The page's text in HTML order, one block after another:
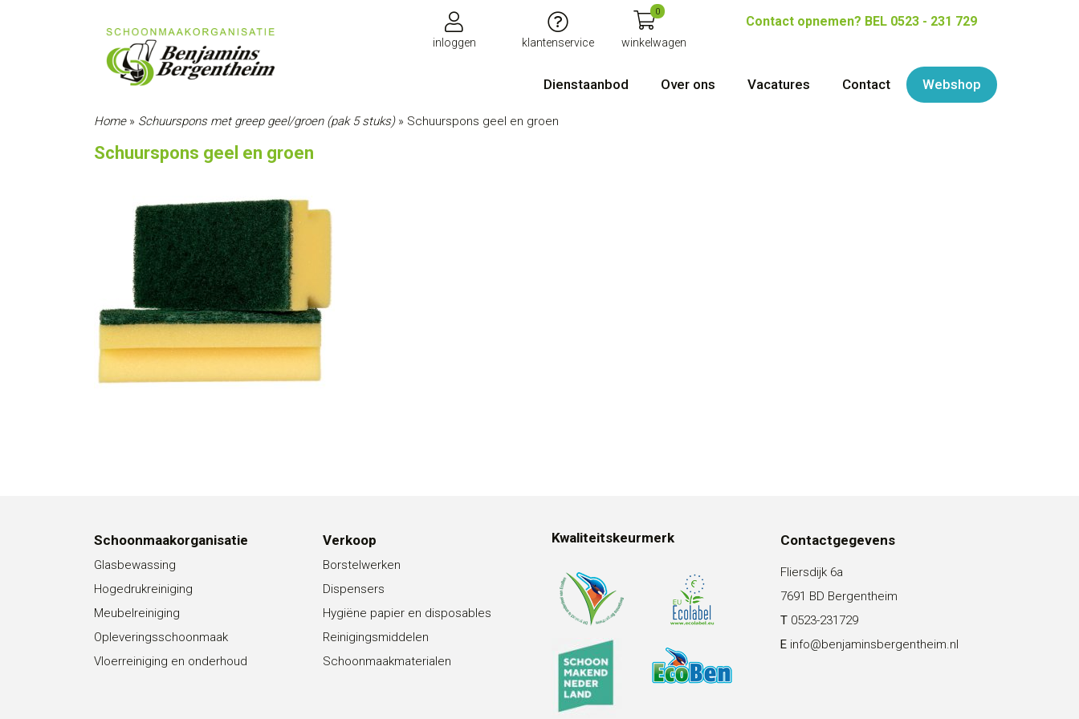
inloggen klantenservice
0
winkelwagen
Contact opnemen? BEL 0523 - 231 729
Dienstaanbod Over ons Vacatures Contact Webshop
Home» Schuurspons met greep geel/groen (pak 5 stuks)» Schuurspons geel en groen
Schuurspons geel en groen
Schoonmaakorganisatie
Glasbewassing
Hogedrukreiniging
Meubelreiniging
Opleveringsschoonmaak
Vloerreiniging en onderhoud
Verkoop
Borstelwerken
Dispensers
Hygiëne papier en disposables
Reinigingsmiddelen
Schoonmaakmaterialen
Kwaliteitskeurmerk Contactgegevens
Fliersdijk 6a
7691 BD Bergentheim
T 0523-231729
E info@benjaminsbergentheim.nl